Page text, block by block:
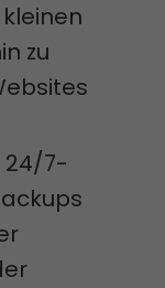
zu
24/7-